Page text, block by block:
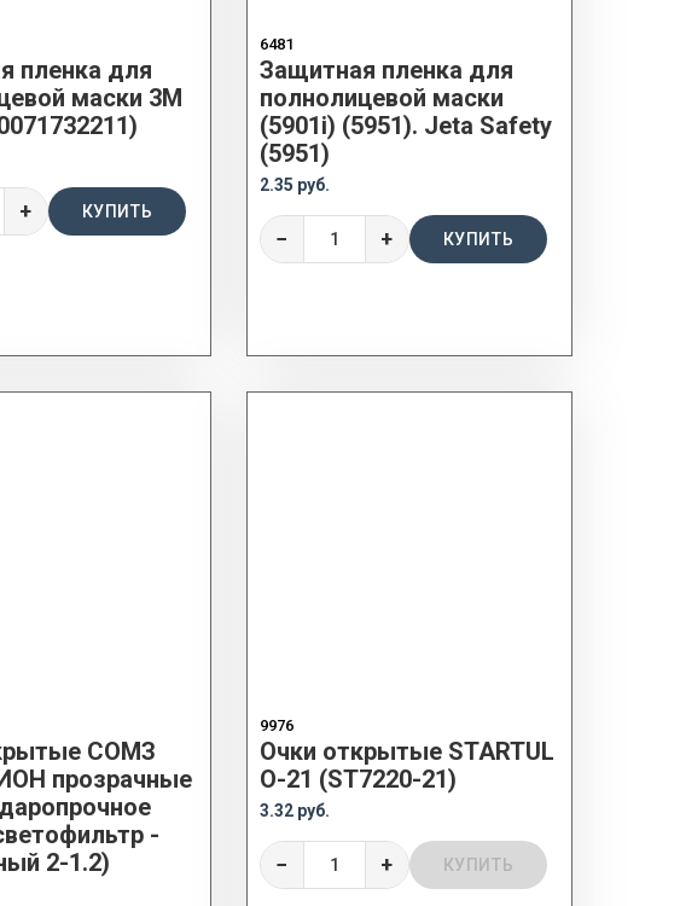
пленка для
маски 3М
+ КУПИТЬ
6481
Защитная пленка для
полнолицевой маски
(5901i) (5951). Jeta Safety
(5951)
2.35 руб.
− + КУПИТЬ
СОМЗ
прозрачные
-
2-1.2)
9976
Очки открытые STARTUL
О-21 (ST7220-21)
3.32 руб.
− + КУПИТЬ